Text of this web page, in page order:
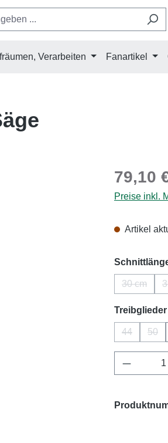
Verarbeiten Fanartikel
Regulärer
79,10
Preise inkl.
Artikel
30 cm
(Diese
Treibglieder
44
(Diese
50